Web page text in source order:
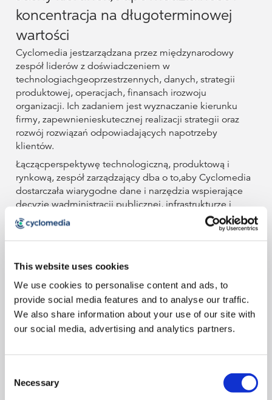
This website uses cookies
We use cookies to personalise content and ads, to
provide social media features and to analyse our traffic.
We also share information about your use of our site with
our social media, advertising and analytics partners.
Selection
Necessary
Zespół
Kierowniczy
Drogowego
koncentracja na długoterminowej
wartości
Cyclomedia jestzarządzana przez międzynarodowy
zespół liderów z doświadczeniem w
technologiachgeoprzestrzennych, danych, strategii
produktowej, operacjach, finansach irozwoju
organizacji. Ich zadaniem jest wyznaczanie kierunku
firmy, zapewnienieskutecznej realizacji strategii oraz
rozwój rozwiązań odpowiadających napotrzeby
klientów.
Łączącperspektywę technologiczną, produktową i
rynkową, zespół zarządzający dba o to,aby Cyclomedia
dostarczała wiarygodne dane i narzędzia wspierające
decyzje wadministracji publicznej, infrastrukturze i
przedsiębiorstwach na różnychrynkach.
Sean Fernback
Chief Executive Officer
Sebastien Fraysse
Zrównoważony
Rozwój
Zespół
Kierowniczy
Pieszych
Bezpieczeństwo
Ruchu
Drogowego
Zrównoważony
Rozwój
Zespół
Kierowniczy
Pieszych
Bezpieczeństwo
Ruchu
Drogowego